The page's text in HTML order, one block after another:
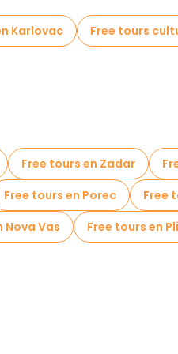
Karlovac
Free tours
Free tours en Zadar
Free tours en Porec Free
Nova Vas Free tours en